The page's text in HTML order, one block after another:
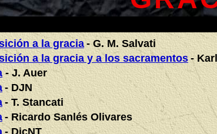
a la gracia - G. M. Salvati
a la gracia y a los sacramentos -
- J. Auer
- DJN
- T. Stancati
- Ricardo Sanlés Olivares
- DicNT